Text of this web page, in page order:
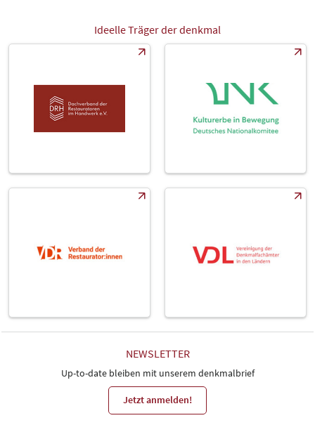
Ideelle Träger der denkmal
NEWSLETTER
Up-to-date bleiben mit unserem denkmalbrief
Jetzt anmelden!